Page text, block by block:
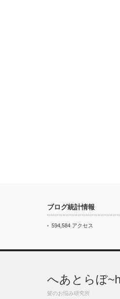
ブログ統計情報
594,584 アクセス
へあとらぼ
髪のお悩み研究所